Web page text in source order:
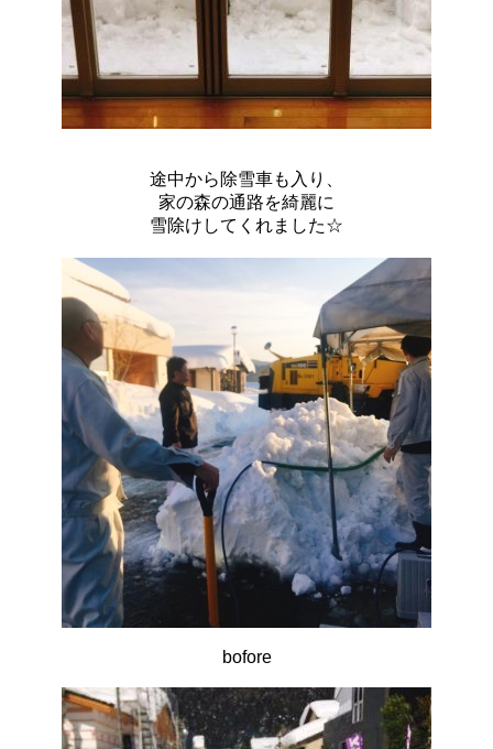
途中から除雪車も入り、
家の森の通路を綺麗に
雪除けしてくれました☆
bofore